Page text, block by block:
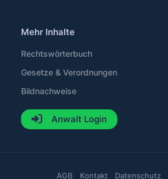
Mehr Inhalte
Rechtswörterbuch
Gesetze & Verordnungen
Bildnachweise
Anwalt Login
AGB Kontakt Datenschutz